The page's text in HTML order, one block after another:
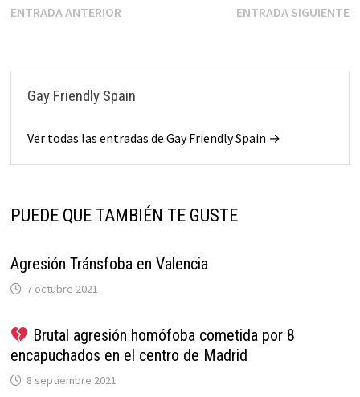
ENTRADA ANTERIOR ENTRADA SIGUIENTE
Gay Friendly Spain
Ver todas las entradas de Gay Friendly Spain →
PUEDE QUE TAMBIÉN TE GUSTE
Agresión Tránsfoba en Valencia
7 octubre 2021
Brutal agresión homófoba cometida por 8
encapuchados en el centro de Madrid
8 septiembre 2021